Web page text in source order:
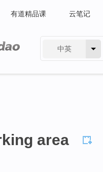
有道精品课 云笔记
中英
area